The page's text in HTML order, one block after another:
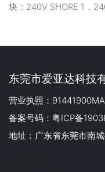
块：240V SHORE 1，
东莞市爱亚达科技
营业执照：
备案号码：粤ICP备
地址：广东省东莞市南